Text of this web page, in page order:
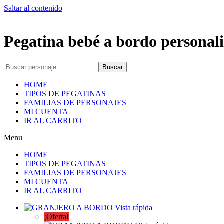
Saltar al contenido
Pegatina bebé a bordo
Buscar
HOME
TIPOS DE PEGATINAS
FAMILIAS DE PERSONAJES
MI CUENTA
IR AL CARRITO
Menu
HOME
TIPOS DE PEGATINAS
FAMILIAS DE PERSONAJES
MI CUENTA
IR AL CARRITO
Vista rápida
¡Oferta!